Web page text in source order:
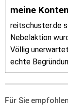
meine Konten
reitschuster.de
Nebelaktion
Völlig
echte
Für Sie